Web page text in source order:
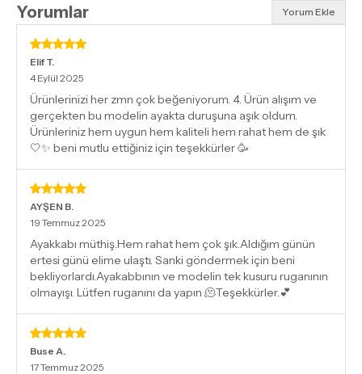
Yorumlar Yorum Ekle
Elif T.
4 Eylül 2025
Ürünlerinizi her zmn çok beğeniyorum. 4. Ürün alışım ve
gerçekten bu modelin ayakta duruşuna aşık oldum.
Ürünleriniz hem uygun hem kaliteli hem rahat hem de şık
🤍✨ beni mutlu ettiğiniz için teşekkürler 🥳
AYŞEN B.
19 Temmuz 2025
Ayakkabı müthiş.Hem rahat hem çok şık.Aldığım günün
ertesi günü elime ulaştı. Sanki göndermek için beni
bekliyorlardı.Ayakabbının ve modelin tek kusuru ruganının
olmayışı. Lütfen ruganını da yapın 🫠Teşekkürler.💕
Buse A.
17 Temmuz 2025